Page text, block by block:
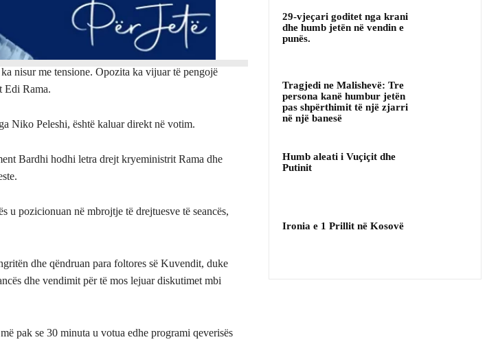
nisur me tensione. Opozita ka vijuar të pengojë
Edi Rama.
Niko Peleshi, është kaluar direkt në votim.
Bardhi hodhi letra drejt kryeministrit Rama dhe
u pozicionuan në mbrojtje të drejtuesve të seancës,
dhe qëndruan para foltores së Kuvendit, duke
dhe vendimit për të mos lejuar diskutimet mbi
pak se 30 minuta u votua edhe programi qeverisës
29-vjeçari goditet nga krani
dhe humb jetën në vendin e
punës.
Tragjedi ne Malishevë: Tre
persona kanë humbur jetën
pas shpërthimit të një zjarri
në një banesë
Humb aleati i Vuçiçit dhe
Putinit
Ironia e 1 Prillit në Kosovë